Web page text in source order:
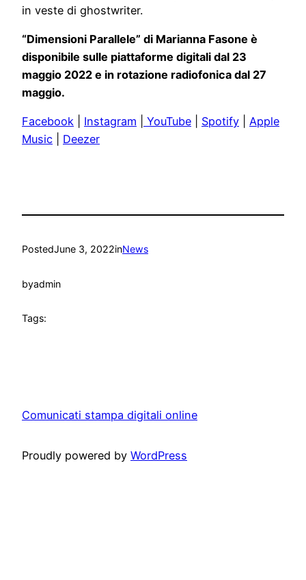
in veste di ghostwriter.
“Dimensioni Parallele” di Marianna Fasone è
disponibile sulle piattaforme digitali dal 23
maggio 2022 e in rotazione radiofonica dal 27
maggio.
Facebook Instagram YouTube Spotify
Apple
Music
Deezer
PostedJune 3, 2022inNews
byadmin
Tags:
Comunicati stampa digitali online
Proudly powered by WordPress